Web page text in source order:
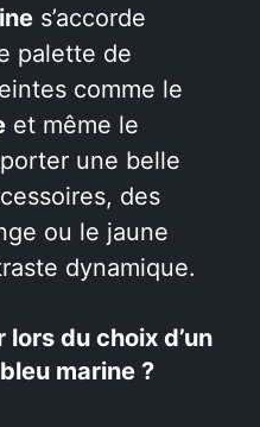
s’accorde
palette de
comme le
et même le
une belle
des
ou le jaune
dynamique.
du choix d’un
marine ?